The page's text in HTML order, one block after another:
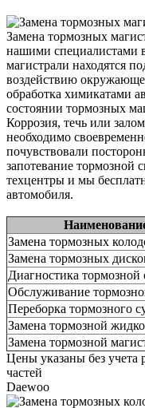
Замена тормозных
нашими специалистами
магистрали находятся
воздействию
обработка химикатами
состоянии тормозных
Коррозия, течь или
необходимо
почувствовали
запотевание тормозной
техцентры и мы
автомобиля.
Замена тормозных
Замена тормозных
Диагностика тормозной
Обслуживание
Переборка тормозного
Замена тормозной
Замена тормозной
Цены указаны без учета
частей
Daewoo